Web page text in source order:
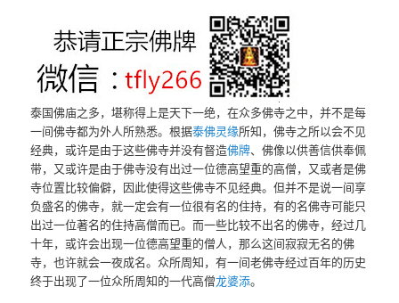
泰国佛庙之多，堪称得上是天下一绝，在众多佛寺之中，并不是每
一间佛寺都为外人所熟悉。根据泰佛灵缘所知，佛寺之所以会不见
经典，或许是由于这些佛寺并没有督造佛牌、佛像以供善信供奉佩
带，又或许是由于佛寺没有出过一位德高望重的高僧，又或者是佛
寺位置比较偏僻，因此使得这些佛寺不见经典。但并不是说一间享
负盛名的佛寺，就一定会有一位很有名的住持，有的名佛寺可能只
出过一位著名的住持高僧而已。而一些比较不出名的佛寺，经过几
十年，或许会出现一位德高望重的僧人，那么这间寂寂无名的佛
寺，也许就会一夜成名。众所周知，有一间老佛寺经过百年的历史
终于出现了一位众所周知的一代高僧龙婆添。